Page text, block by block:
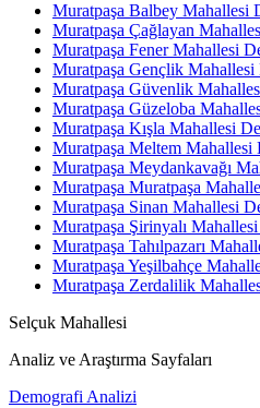
Muratpaşa Balbey Mahallesi
Muratpaşa Çağlayan
Muratpaşa Fener Mahallesi
Muratpaşa Gençlik Mahallesi
Muratpaşa Güvenlik
Muratpaşa Güzeloba
Muratpaşa Kışla Mahallesi
Muratpaşa Meltem Mahallesi
Muratpaşa Meydankavağı
Muratpaşa Muratpaşa
Muratpaşa Sinan Mahallesi
Muratpaşa Şirinyalı
Muratpaşa Tahılpazarı
Muratpaşa Yeşilbahçe
Muratpaşa Zerdalilik
Selçuk Mahallesi
Analiz ve Araştırma Sayfaları
Demografi Analizi